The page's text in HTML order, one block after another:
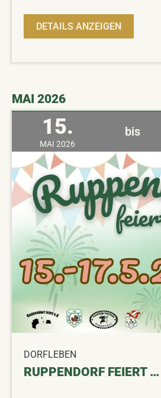
DETAILS ANZEIGEN
MAI 2026
15.
MAI 2026
bis
DORFLEBEN
RUPPENDORF FEIERT …